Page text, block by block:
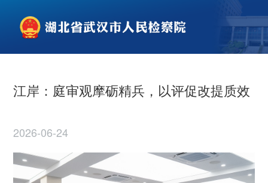
江岸：庭审观摩砺精兵，以评促改提质效
2026-06-24